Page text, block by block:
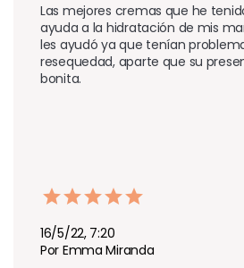
Las mejores cremas que he
ayuda a la hidratación de mis
les ayudó ya que tenían
resequedad, aparte que su
bonita.
16/5/22, 7:20
Por Emma Miranda